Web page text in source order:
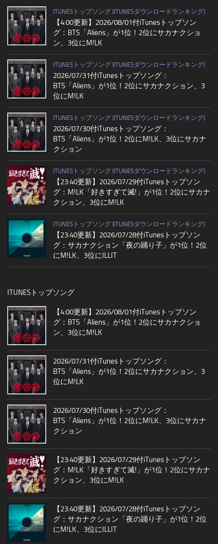
ITUNESトップソング (ITUNESダウンロードランキング)
【4:00更新】2026/08/01付iTunesトップソン
グ：BTS「Aliens」が1位！2位にサカナクショ
ン、3位にM!LK
ITUNESトップソング (ITUNESダウンロードランキング)
2026/07/31付iTunesトップソング：
BTS「Aliens」が1位！2位にサカナクション、3
位にM!LK
ITUNESトップソング (ITUNESダウンロードランキング)
2026/07/30付iTunesトップソング：
BTS「Aliens」が1位！2位にM!LK、3位にサカナ
クション
ITUNESトップソング (ITUNESダウンロードランキング)
【23:40更新】2026/07/29付iTunesトップソン
グ：M!LK「好きすぎて滅!」が1位！2位にサカナ
クション、3位にM!LK
ITUNESトップソング (ITUNESダウンロードランキング)
【23:40更新】2026/07/28付iTunesトップソン
グ：サカナクション「夜の踊り子」が1位！2位
にM!LK、3位にILLIT
ITUNESトップソング
【4:00更新】2026/08/01付iTunesトップソン
グ：BTS「Aliens」が1位！2位にサカナクショ
ン、3位にM!LK
2026/07/31付iTunesトップソング：
BTS「Aliens」が1位！2位にサカナクション、3
位にM!LK
2026/07/30付iTunesトップソング：
BTS「Aliens」が1位！2位にM!LK、3位にサカナ
クション
【23:40更新】2026/07/29付iTunesトップソン
グ：M!LK「好きすぎて滅!」が1位！2位にサカナ
クション、3位にM!LK
【23:40更新】2026/07/28付iTunesトップソン
グ：サカナクション「夜の踊り子」が1位！2位
にM!LK、3位にILLIT